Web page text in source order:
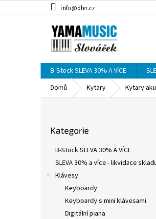
na
info@dhn.cz
B-Stock SLEVA 30% A VÍCE
Domů
Kytary Kytary
kategorie
Kategorie
B-Stock SLEVA 30% A VÍCE
SLEVA 30% a více - likvidace
Klávesy
Keyboardy
Keyboardy s mini klávesami
Digitální piana